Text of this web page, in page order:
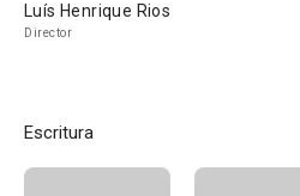
Luís Henrique Rios
Director
Escritura